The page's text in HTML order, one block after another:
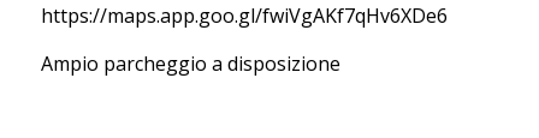
https://maps.app.goo.gl/fwiVgAKf7qHv6XDe6
Ampio parcheggio a disposizione